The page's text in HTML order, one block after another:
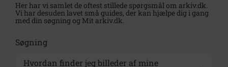
Her har vi samlet de oftest stillede spørgsmål om arkiv.dk.
Vi har desuden lavet små guides, der kan hjælpe dig i gang
med din søgning og Mit arkiv.dk.
Søgning
Hvordan finder jeg billeder af mine